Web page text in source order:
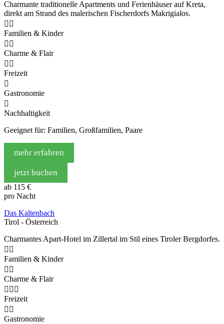
Charmante traditionelle Apartments und Ferienhäuser auf Kreta,
direkt am Strand des malerischen Fischerdorfs Makrigialos.
 
Familien & Kinder
 
Charme & Flair
 
Freizeit

Gastronomie

Nachhaltigkeit
Geeignet für: Familien, Großfamilien, Paare
mehr erfahren
jetzt buchen
ab 115 €
pro Nacht
Das Kaltenbach
Tirol - Österreich
Charmantes Apart-Hotel im Zillertal im Stil eines Tiroler Bergdorfes.
 
Familien & Kinder
 
Charme & Flair
  
Freizeit
 
Gastronomie